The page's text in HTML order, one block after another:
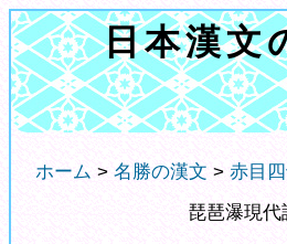
日本漢文
ホーム > 名勝の漢文 > 赤目
琵琶瀑現代